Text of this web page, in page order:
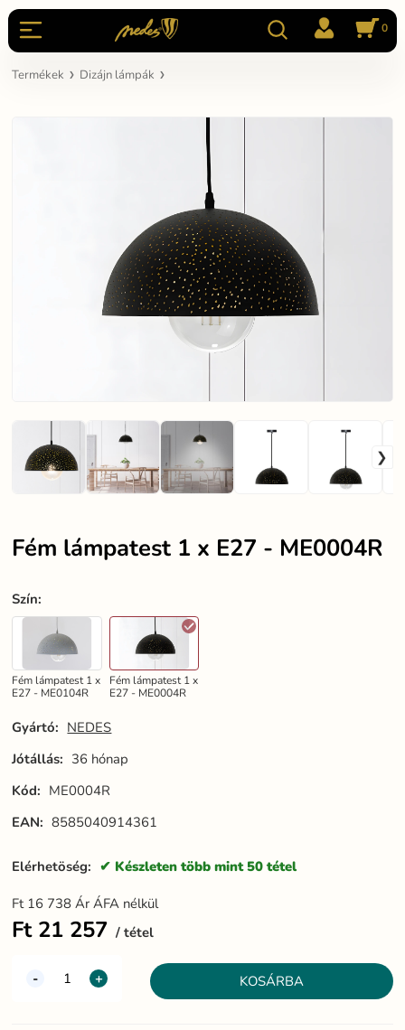
0
Termékek Dizájn lámpák
Fém lámpatest 1 x E27 - ME0004R
Szín:
Fém lámpatest 1 x
E27 - ME0104R
Fém lámpatest 1 x
E27 - ME0004R
Gyártó: NEDES
Jótállás: 36 hónap
Kód: ME0004R
EAN: 8585040914361
Elérhetöség: Készleten több mint 50 tétel
Ft 16 738 Ár ÁFA nélkül
Ft 21 257 tétel